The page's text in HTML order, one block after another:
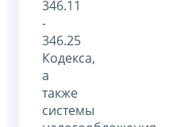
346.11
-
346.25
Кодекса,
а
также
системы